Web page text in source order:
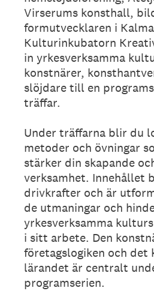
Virserums konsthall,
formutvecklaren i
Kulturinkubatorn
in yrkesverksamma
konstnärer,
slöjdare till en
träffar.
Under träffarna blir du
metoder och övningar
stärker din skapande
verksamhet. Innehållet
drivkrafter och är
de utmaningar och
yrkesverksamma
i sitt arbete. Den
företagslogiken och det
lärandet är centralt
programserien.